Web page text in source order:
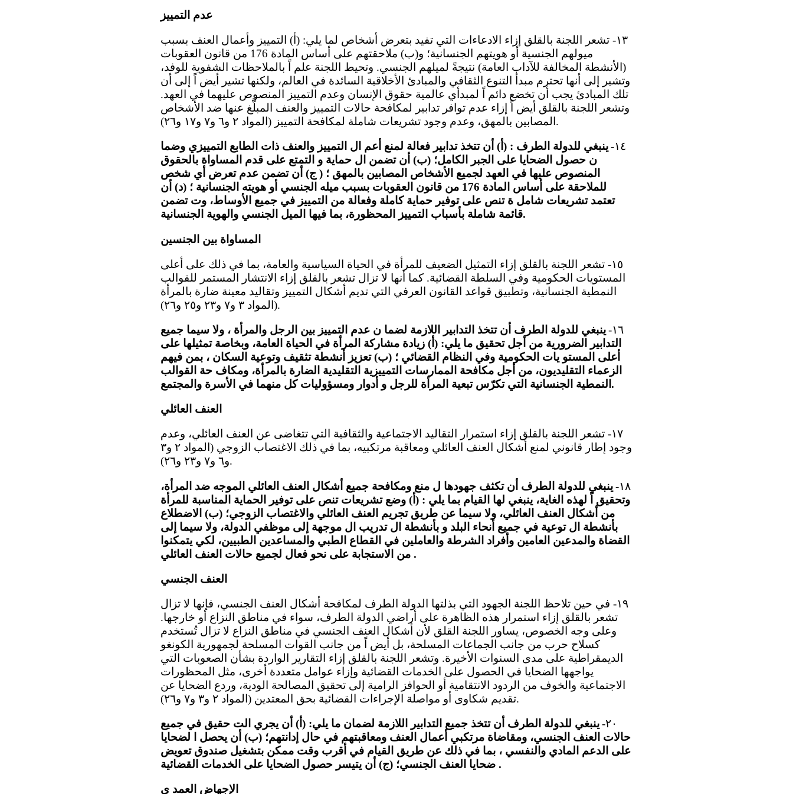
عدم التمييز
١٣- تشعر اللجنة بالقلق إزاء الادعاءات التي تفيد بتعرض أشخاص لما يلي: (أ) التمييز وأعمال العنف بسبب
ميولهم الجنسية أو هويتهم الجنسانية؛ و(ب) ملاحقتهم على أساس المادة 176 من قانون العقوبات
(الأنشطة المخالفة للآداب العامة) نتيجةً لميلهم الجنسي. وتحيط اللجنة علم اً بالملاحظات الشفوية للوفد،
وتشير إلى أنها تحترم مبدأ التنوع الثقافي والمبادئ الأخلاقية السائدة في العالم، ولكنها تشير أيض اً إلى أن
تلك المبادئ يجب أن تخضع دائم اً لمبدأي عالمية حقوق الإنسان وعدم التمييز المنصوص عليهما في العهد.
وتشعر اللجنة بالقلق أيض اً إزاء عدم توافر تدابير لمكافحة حالات التمييز والعنف المبلَّغ عنها ضد الأشخاص
المصابين بالمهق، وعدم وجود تشريعات شاملة لمكافحة التمييز (المواد ٢ و٦ و٧ و١٧ و٢٦).
١٤- ينبغي للدولة الطرف : (أ) أن تتخذ تدابير فعالة لمنع أعم ال التمييز والعنف ذات الطابع التمييزي وضما
ن حصول الضحايا على الجبر الكامل؛ (ب) أن تضمن ال حماية و التمتع على قدم المساواة بالحقوق
المنصوص عليها في العهد لجميع الأشخاص المصابين بالمهق ؛ ( ج) أن تضمن عدم تعرض أي شخص
للملاحقة على أساس المادة 176 من قانون العقوبات بسبب ميله الجنسي أو هويته الجنسانية ؛ (د) أن
تعتمد تشريعات شامل ة تنص على توفير حماية كاملة وفعالة من التمييز في جميع الأوساط، وت تضمن
قائمة شاملة بأسباب التمييز المحظورة، بما فيها الميل الجنسي والهوية الجنسانية.
المساواة بين الجنسين
١٥- تشعر اللجنة بالقلق إزاء التمثيل الضعيف للمرأة في الحياة السياسية والعامة، بما في ذلك على أعلى
المستويات الحكومية وفي السلطة القضائية. كما أنها لا تزال تشعر بالقلق إزاء الانتشار المستمر للقوالب
النمطية الجنسانية، وتطبيق قواعد القانون العرفي التي تديم أشكال التمييز وتقاليد معينة ضارة بالمرأة
(المواد ٣ و٧ و٢٣ و٢٥ و٢٦).
١٦- ينبغي للدولة الطرف أن تتخذ التدابير اللازمة لضما ن عدم التمييز بين الرجل والمرأة ، ولا سيما جميع
التدابير الضرورية من أجل تحقيق ما يلي: (أ) زيادة مشاركة المرأة في الحياة العامة، وبخاصة تمثيلها على
أعلى المستو يات الحكومية وفي النظام القضائي ؛ (ب) تعزيز أنشطة تثقيف وتوعية السكان ، بمن فيهم
الزعماء التقليديون، من أجل مكافحة الممارسات التمييزية التقليدية الضارة بالمرأة، ومكاف حة القوالب
النمطية الجنسانية التي تكرّس تبعية المرأة للرجل و أدوار ومسؤوليات كل منهما في الأسرة والمجتمع.
العنف العائلي
١٧- تشعر اللجنة بالقلق إزاء استمرار التقاليد الاجتماعية والثقافية التي تتغاضى عن العنف العائلي، وعدم
وجود إطار قانوني لمنع أشكال العنف العائلي ومعاقبة مرتكبيه، بما في ذلك الاغتصاب الزوجي (المواد ٢ و٣
و٦ و٧ و٢٣ و٢٦).
١٨- ينبغي للدولة الطرف أن تكثف جهودها ل منع ومكافحة جميع أشكال العنف العائلي الموجه ضد المرأة،
وتحقيق اً لهذه الغاية، ينبغي لها القيام بما يلي : (أ) وضع تشريعات تنص على توفير الحماية المناسبة للمرأة
من أشكال العنف العائلي، ولا سيما عن طريق تجريم العنف العائلي والاغتصاب الزوجي؛ (ب) الاضطلاع
بأنشطة ال توعية في جميع أنحاء البلد و بأنشطة ال تدريب ال موجهة إلى موظفي الدولة، ولا سيما إلى
القضاة والمدعين العامين وأفراد الشرطة والعاملين في القطاع الطبي والمساعدين الطبيين، لكي يتمكنوا
من الاستجابة على نحو فعال لجميع حالات العنف العائلي .
العنف الجنسي
١٩- في حين تلاحظ اللجنة الجهود التي بذلتها الدولة الطرف لمكافحة أشكال العنف الجنسي، فإنها لا تزال
تشعر بالقلق إزاء استمرار هذه الظاهرة على أراضي الدولة الطرف، سواء في مناطق النزاع أو خارجها.
وعلى وجه الخصوص، يساور اللجنة القلق لأن أشكال العنف الجنسي في مناطق النزاع لا تزال تُستخدم
كسلاح حرب من جانب الجماعات المسلحة، بل أيض اً من جانب القوات المسلحة لجمهورية الكونغو
الديمقراطية على مدى السنوات الأخيرة. وتشعر اللجنة بالقلق إزاء التقارير الواردة بشأن الصعوبات التي
يواجهها الضحايا في الحصول على الخدمات القضائية وإزاء عوامل متعددة أخرى، مثل المحظورات
الاجتماعية والخوف من الردود الانتقامية أو الحوافز الرامية إلى تحقيق المصالحة الودية، وردع الضحايا عن
تقديم شكاوى أو مواصلة الإجراءات القضائية بحق المعتدين (المواد ٢ و٣ و٧ و٢٦).
٢٠- ينبغي للدولة الطرف أن تتخذ جميع التدابير اللازمة لضمان ما يلي: (أ) أن يجري الت حقيق في جميع
حالات العنف الجنسي، ومقاضاة مرتكبي أعمال العنف ومعاقبتهم في حال إدانتهم؛ (ب) أن يحصل ا لضحايا
على الدعم المادي والنفسي ، بما في ذلك عن طريق القيام في أقرب وقت ممكن بتشغيل صندوق تعويض
ضحايا العنف الجنسي؛ (ج) أن يتيسر حصول الضحايا على الخدمات القضائية .
الإجهاض العمد ي